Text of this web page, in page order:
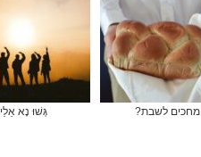
מחכים לשבת? גְּשׁוּ נָא אֵלַי